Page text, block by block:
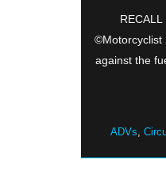
©Motorcyclist
against the
ADVs